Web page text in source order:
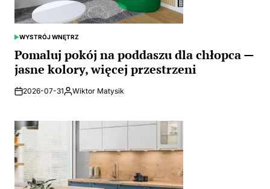
POSTED
IN
WYSTRÓJ WNĘTRZ
Pomaluj pokój na poddaszu dla chłopca —
jasne kolory, więcej przestrzeni
2026-07-31Posted
Wiktor Matysik